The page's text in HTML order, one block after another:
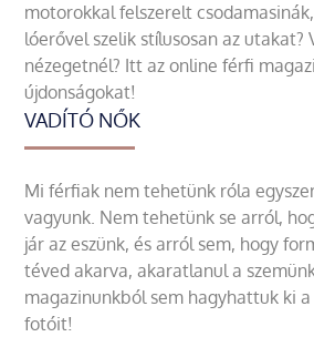
motorokkal felszerelt
lóerővel szelik stílusosan az utakat?
nézegetnél? Itt az online férfi
újdonságokat!
VADÍTÓ NŐK
Mi férfiak nem tehetünk róla
vagyunk. Nem tehetünk se arról,
jár az eszünk, és arról sem, hogy
téved akarva, akaratlanul a
magazinunkból sem hagyhattuk ki
fotóit!